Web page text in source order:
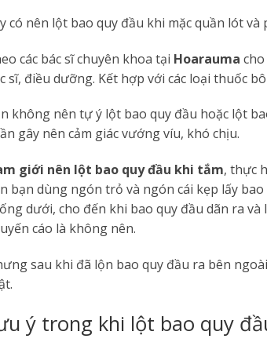
có nên lột bao quy đầu khi mặc quần lót
các bác sĩ chuyên khoa tại Hoarauma
sĩ, điều dưỡng. Kết hợp với các loại thuốc
không nên tự ý lột bao quy đầu hoặc lột
gây nên cảm giác vướng víu, khó chịu.
giới nên lột bao quy đầu khi tắm, thực
bạn dùng ngón trỏ và ngón cái kẹp lấy
dưới, cho đến khi bao quy đầu dãn ra
cáo là không nên.
sau khi đã lộn bao quy đầu ra bên
ý trong khi lột bao quy